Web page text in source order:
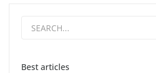
Best articles